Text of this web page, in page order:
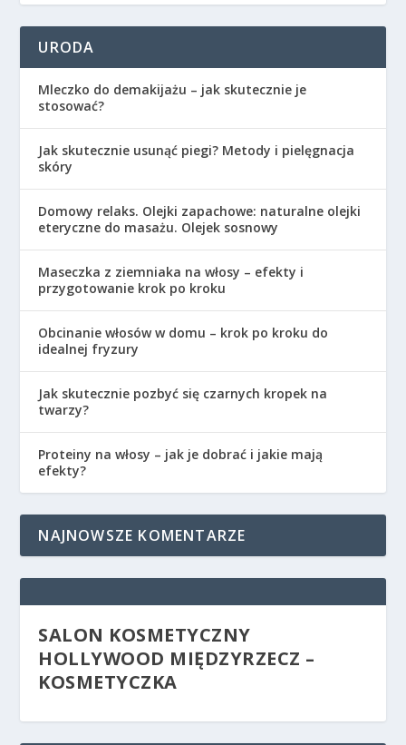
URODA
Mleczko do demakijażu – jak skutecznie je
stosować?
Jak skutecznie usunąć piegi? Metody i pielęgnacja
skóry
Domowy relaks. Olejki zapachowe: naturalne olejki
eteryczne do masażu. Olejek sosnowy
Maseczka z ziemniaka na włosy – efekty i
przygotowanie krok po kroku
Obcinanie włosów w domu – krok po kroku do
idealnej fryzury
Jak skutecznie pozbyć się czarnych kropek na
twarzy?
Proteiny na włosy – jak je dobrać i jakie mają
efekty?
NAJNOWSZE KOMENTARZE
SALON KOSMETYCZNY
HOLLYWOOD MIĘDZYRZECZ –
KOSMETYCZKA